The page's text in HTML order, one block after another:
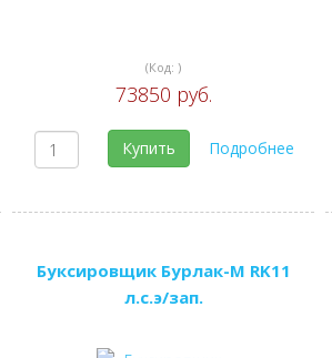
(Код:)
73850 руб.
Купить Подробнее
Буксировщик Бурлак-М RK11
л.с.э/зап.